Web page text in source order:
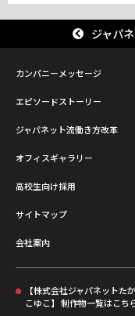
ジャパ
カンパニーメッセージ
エピソードストーリー
ジャパネット流働き方改革
オフィスギャラリー
高校生向け採用
サイトマップ
会社案内
【株式会社ジャパネット
こゆこ】 制作物一覧はこち